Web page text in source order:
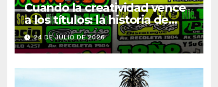
Cuando la creatividad vence
a los títulos: la historia de
Armani
24 DE JULIO DE 2026